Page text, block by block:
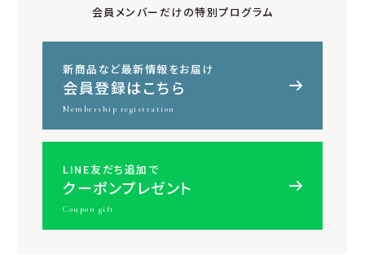
会員メンバーだけの特別プログラム
新商品など最新情報をお届け
会員登録はこちら
Membership registration
LINE友だち追加で
クーポンプレゼント
Coupon gift